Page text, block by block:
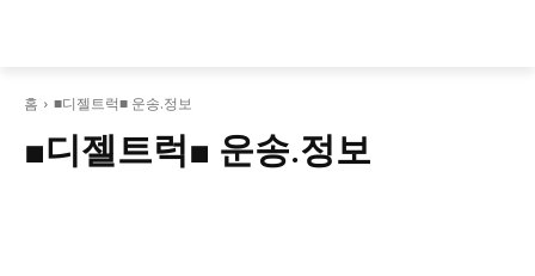
홈 ■디젤트럭■ 운송.정보
■디젤트럭■ 운송.정보